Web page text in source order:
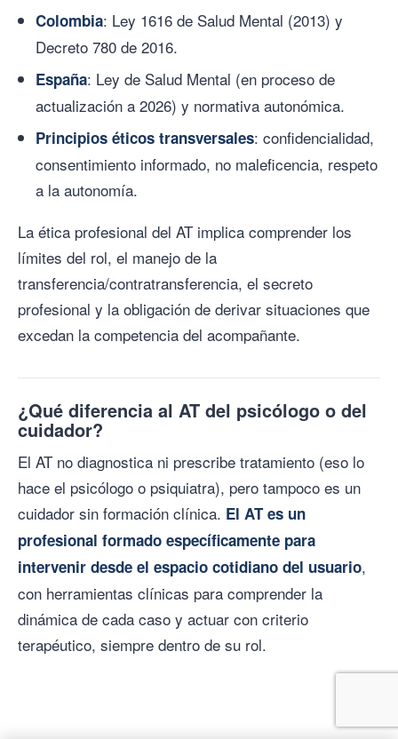
Colombia: Ley 1616 de Salud Mental (2013) y
Decreto 780 de 2016.
España: Ley de Salud Mental (en proceso de
actualización a 2026) y normativa autonómica.
Principios éticos transversales: confidencialidad,
consentimiento informado, no maleficencia, respeto
a la autonomía.
La ética profesional del AT implica comprender los
límites del rol, el manejo de la
transferencia/contratransferencia, el secreto
profesional y la obligación de derivar situaciones que
excedan la competencia del acompañante.
¿Qué diferencia al AT del psicólogo o del
cuidador?
El AT no diagnostica ni prescribe tratamiento (eso lo
hace el psicólogo o psiquiatra), pero tampoco es un
cuidador sin formación clínica. El AT es un
profesional formado específicamente para
intervenir desde el espacio cotidiano del usuario,
con herramientas clínicas para comprender la
dinámica de cada caso y actuar con criterio
terapéutico, siempre dentro de su rol.
Comenzá el Experto en AT desde el principio — Módulo I